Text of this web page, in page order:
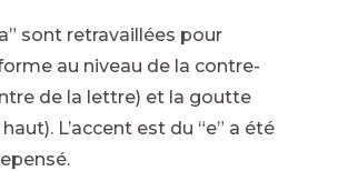
sont retravaillées pour
au niveau de la contre-
de la lettre) et la goutte
L’accent est du “e” a été